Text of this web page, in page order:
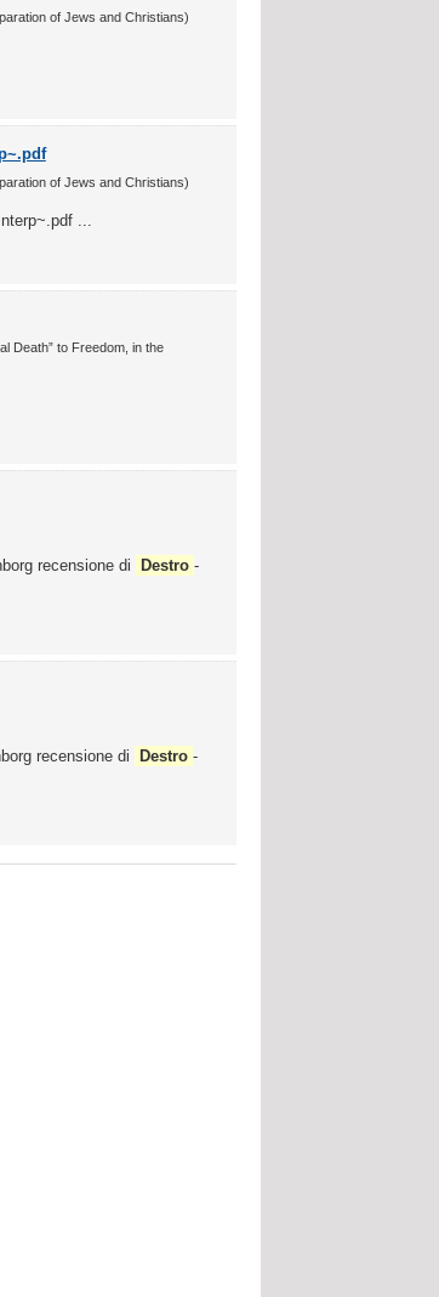
of Jews and Christians)
of Jews and Christians)
...
Death” to Freedom, in the
recensione di Destro -
recensione di Destro -